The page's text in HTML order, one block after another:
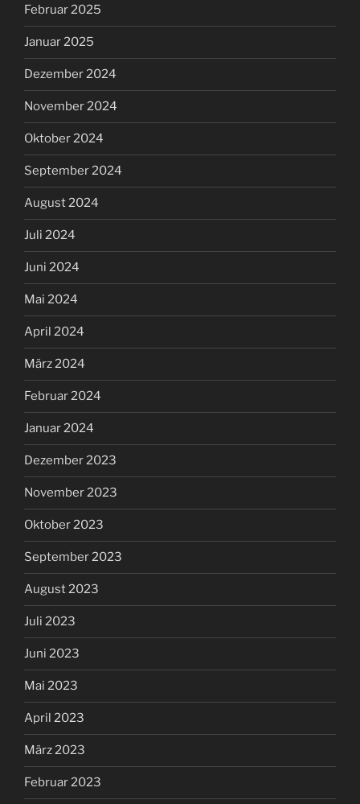
Februar 2025
Januar 2025
Dezember 2024
November 2024
Oktober 2024
September 2024
August 2024
Juli 2024
Juni 2024
Mai 2024
April 2024
März 2024
Februar 2024
Januar 2024
Dezember 2023
November 2023
Oktober 2023
September 2023
August 2023
Juli 2023
Juni 2023
Mai 2023
April 2023
März 2023
Februar 2023